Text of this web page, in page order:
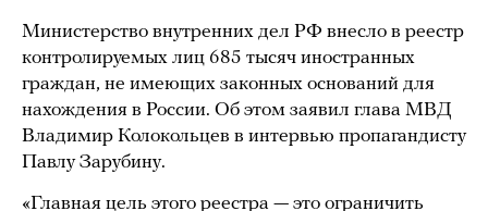
Министерство внутренних дел РФ внесло в реестр
контролируемых лиц 685 тысяч иностранных
граждан, не имеющих законных оснований для
нахождения в России. Об этом заявил глава МВД
Владимир Колокольцев в интервью пропагандисту
Павлу Зарубину.
«Главная цель этого реестра — это ограничить